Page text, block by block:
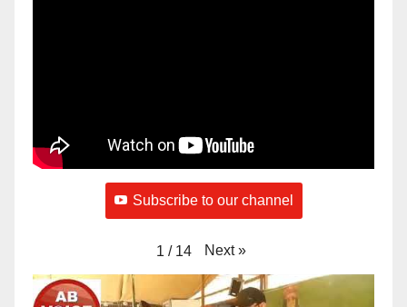
Subscribe to our channel
1 / 14 Next »